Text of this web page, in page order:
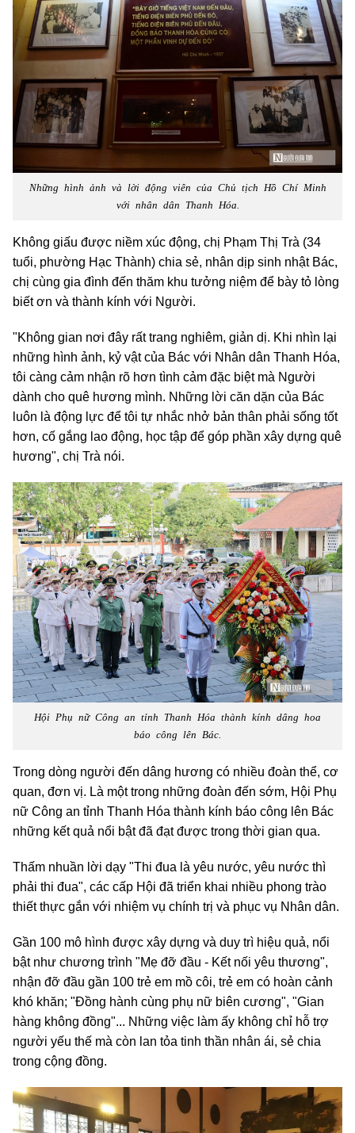
Những hình ảnh và lời động viên của Chủ tịch Hồ Chí Minh
với nhân dân Thanh Hóa.
Không giấu được niềm xúc động, chị Phạm Thị Trà (34
tuổi, phường Hạc Thành) chia sẻ, nhân dịp sinh nhật Bác,
chị cùng gia đình đến thăm khu tưởng niệm để bày tỏ lòng
biết ơn và thành kính với Người.
"Không gian nơi đây rất trang nghiêm, giản dị. Khi nhìn lại
những hình ảnh, kỷ vật của Bác với Nhân dân Thanh Hóa,
tôi càng cảm nhận rõ hơn tình cảm đặc biệt mà Người
dành cho quê hương mình. Những lời căn dặn của Bác
luôn là động lực để tôi tự nhắc nhở bản thân phải sống tốt
hơn, cố gắng lao động, học tập để góp phần xây dựng quê
hương", chị Trà nói.
Hội Phụ nữ Công an tỉnh Thanh Hóa thành kính dâng hoa
báo công lên Bác.
Trong dòng người đến dâng hương có nhiều đoàn thể, cơ
quan, đơn vị. Là một trong những đoàn đến sớm, Hội Phụ
nữ Công an tỉnh Thanh Hóa thành kính báo công lên Bác
những kết quả nổi bật đã đạt được trong thời gian qua.
Thấm nhuần lời dạy "Thi đua là yêu nước, yêu nước thì
phải thi đua", các cấp Hội đã triển khai nhiều phong trào
thiết thực gắn với nhiệm vụ chính trị và phục vụ Nhân dân.
Gần 100 mô hình được xây dựng và duy trì hiệu quả, nổi
bật như chương trình "Mẹ đỡ đầu - Kết nối yêu thương",
nhận đỡ đầu gần 100 trẻ em mồ côi, trẻ em có hoàn cảnh
khó khăn; "Đồng hành cùng phụ nữ biên cương", "Gian
hàng không đồng"... Những việc làm ấy không chỉ hỗ trợ
người yếu thế mà còn lan tỏa tinh thần nhân ái, sẻ chia
trong cộng đồng.